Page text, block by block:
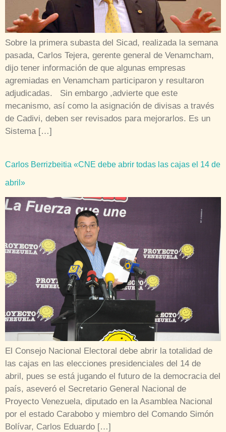
Sobre la primera subasta del Sicad, realizada la semana
pasada, Carlos Tejera, gerente general de Venamcham,
dijo tener información de que algunas empresas
agremiadas en Venamcham participaron y resultaron
adjudicadas. Sin embargo ,advierte que este
mecanismo, así como la asignación de divisas a través
de Cadivi, deben ser revisados para mejorarlos. Es un
Sistema […]
Carlos Berrizbeitia «CNE debe abrir todas las cajas el 14 de
abril»
El Consejo Nacional Electoral debe abrir la totalidad de
las cajas en las elecciones presidenciales del 14 de
abril, pues se está jugando el futuro de la democracia del
país, aseveró el Secretario General Nacional de
Proyecto Venezuela, diputado en la Asamblea Nacional
por el estado Carabobo y miembro del Comando Simón
Bolívar, Carlos Eduardo […]